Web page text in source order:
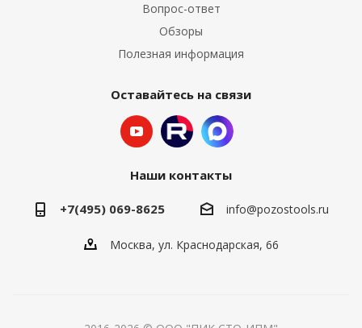
Вопрос-ответ
Обзоры
Полезная информация
Оставайтесь на связи
Наши контакты
+7(495) 069-8625 info@pozostools.ru
Москва, ул. Краснодарская, 66